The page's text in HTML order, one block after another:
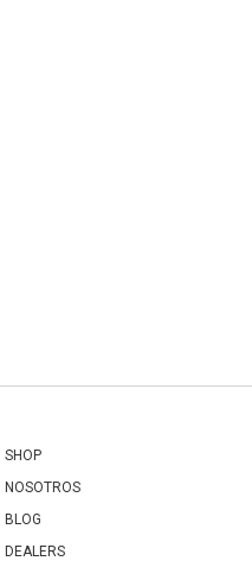
SHOP
NOSOTROS
BLOG
DEALERS